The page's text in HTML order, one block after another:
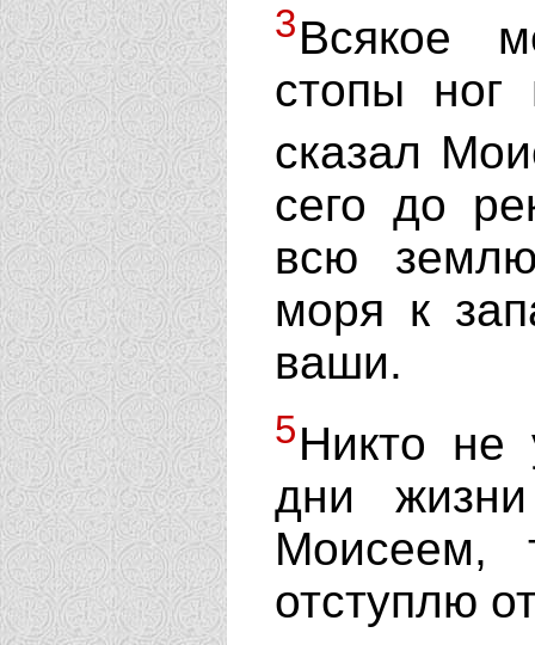
3Всякое
стопы
сказал
сего до
всю
моря к
ваши.
5Никто не
дни
Моисеем,
отступлю